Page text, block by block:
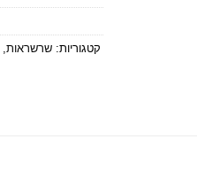
קטגוריות:שרשראות